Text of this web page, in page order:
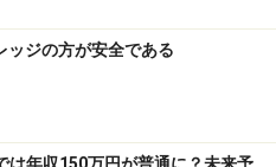
ッジの方が安全である